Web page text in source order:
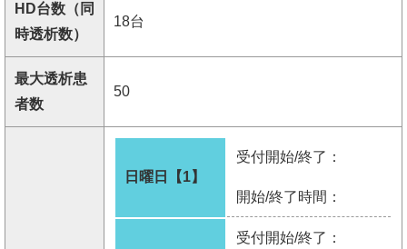
HD台数（同
時透析数）
18台
最大透析患
者数
50
日曜日【1】
受付開始/終了：
開始/終了時間：
受付開始/終了：